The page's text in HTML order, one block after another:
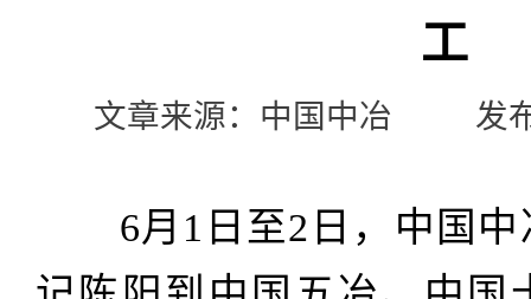
工
文章来源：中国中冶 发布
6月1日至2日，中国